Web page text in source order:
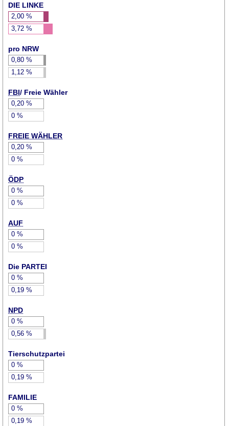
DIE LINKE
2,00 %
3,72 %
pro NRW
0,80 %
1,12 %
FBI/ Freie Wähler
0,20 %
0 %
FREIE WÄHLER
0,20 %
0 %
ÖDP
0 %
0 %
AUF
0 %
0 %
Die PARTEI
0 %
0,19 %
NPD
0 %
0,56 %
Tierschutzpartei
0 %
0,19 %
FAMILIE
0 %
0,19 %